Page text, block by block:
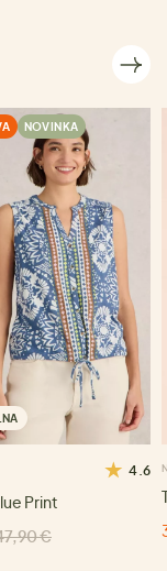
NOVINKA
4.6
Print
€